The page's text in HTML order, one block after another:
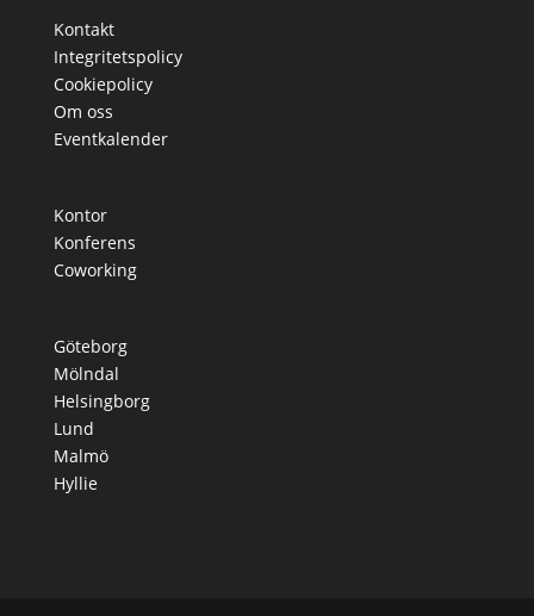
Kontakt
Integritetspolicy
Cookiepolicy
Om oss
Eventkalender
Kontor
Konferens
Coworking
Göteborg
Mölndal
Helsingborg
Lund
Malmö
Hyllie